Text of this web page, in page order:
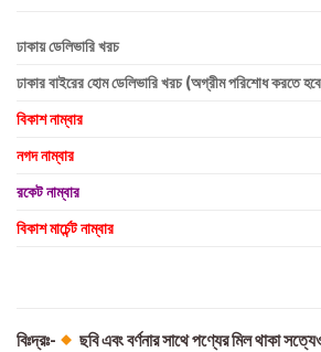
ঢাকায় ডেলিভারি খরচ
ঢাকার বাইরের হোম ডেলিভারি খরচ (অগ্রীম পরিশোধ করতে
বিকাশ নাম্বার
নগদ নাম্বার
রকেট নাম্বার
বিকাশ মার্চেন্ট নাম্বার
বিঃদ্রঃ-
ছবি এবং বর্ণনার সাথে পণ্যের মিল থাকা